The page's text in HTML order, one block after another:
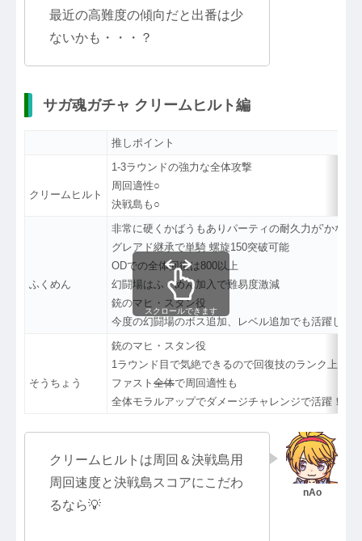
最近の高難度の傾向だと出番は少
ないかも・・・？
サガ魂ガチャ クリームヒルト編
推しポイント
クリームヒルト
1-3ラウンドの強力な全体攻撃
周回適性○
決戦島も○
ふくめん
非常に硬くかばうもありパーティの耐久力が’かなり
グレアド継承で単騎 螺旋150突破可能
ODでの全体回復は800以上
幻闘場はふくめん加入で難易度激減
銃のマヒ・スタン役
今度の幻闘場のボス追加、レベル追加でも活躍しそ
そうちょう
銃のマヒ・スタン役
1ラウンド目で気絶できるので回復技のランク上げに
ファスト 全体で周回適性も
全体モラルアップでダメージチャレンジで活躍！？
スクロールできます
クリームヒルトは周回＆決戦島用
周回速度と決戦島スコアにこだわ
るなら💡